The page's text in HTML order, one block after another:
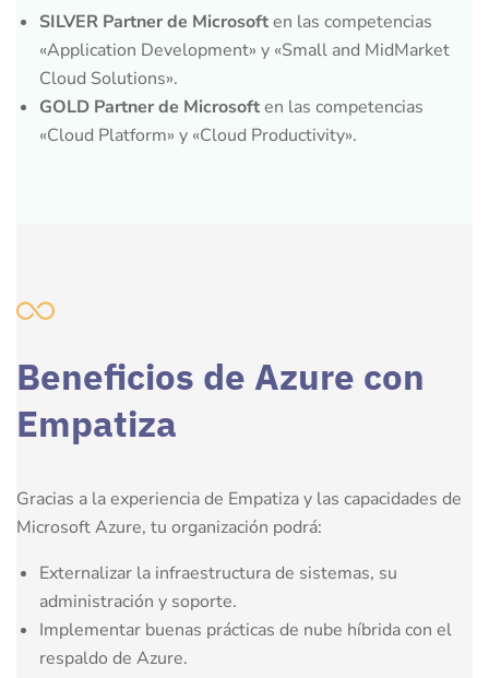
SILVER Partner de Microsoften las competencias
«Application Development» y «Small and MidMarket
Cloud Solutions».
GOLD Partner de Microsoften las competencias
«Cloud Platform» y «Cloud Productivity».
Beneficios de Azure con
Empatiza
Gracias a la experiencia de Empatiza y las capacidades de
Microsoft Azure, tu organización podrá:
Externalizar la infraestructura de sistemas, su
administración y soporte.
Implementar buenas prácticas de nube híbrida con el
respaldo de Azure.